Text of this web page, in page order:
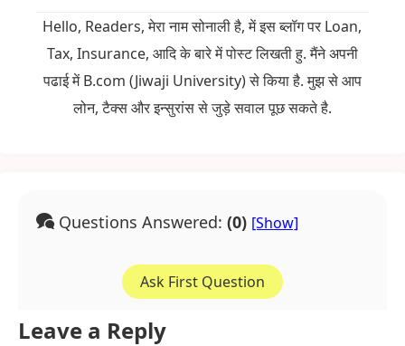
Hello, Readers, मेरा नाम सोनाली है, में इस ब्लॉग पर Loan,
Tax, Insurance, आदि के बारे में पोस्ट लिखती हु. मैंने अपनी
पढाई में B.com (Jiwaji University) से किया है. मुझ से आप
लोन, टैक्स और इन्सुरांस से जुड़े सवाल पूछ सकते है.
Questions Answered: (0)
Ask First Question
Leave a Reply